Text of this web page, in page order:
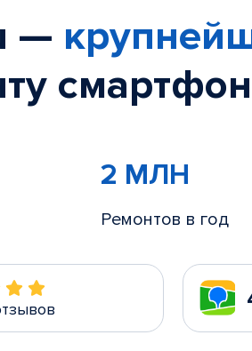
—
2 МЛН
Ремонтов в год